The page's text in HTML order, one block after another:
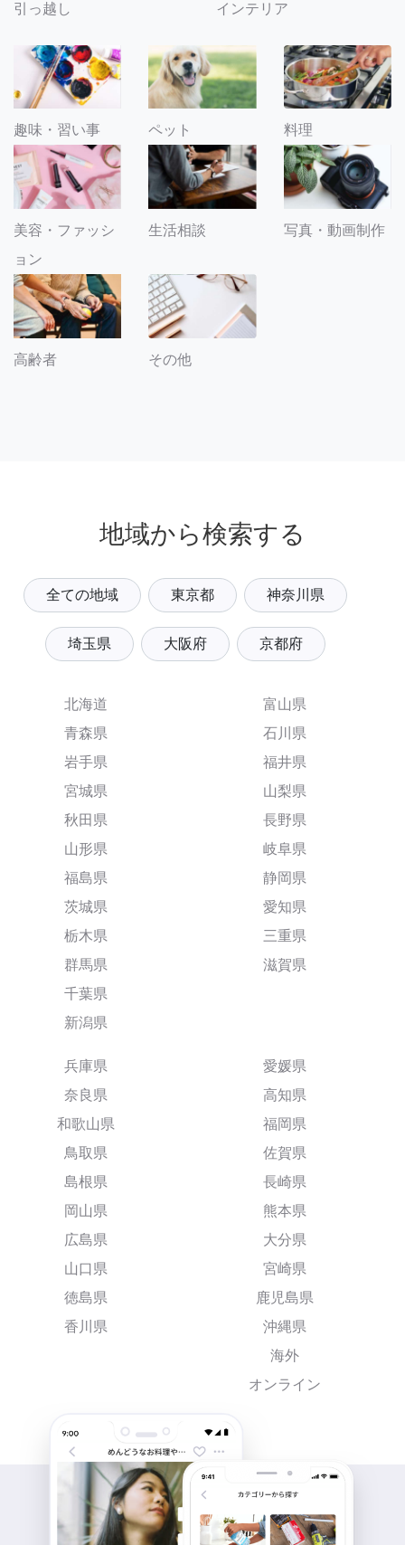
引っ越し インテリア
趣味・習い事 ペット 料理
美容・ファッシ
ョン
生活相談 写真・動画制作
高齢者 その他
地域から検索する
全ての地域 東京都 神奈川県
埼玉県 大阪府 京都府
北海道
青森県
岩手県
宮城県
秋田県
山形県
福島県
茨城県
栃木県
群馬県
千葉県
新潟県
富山県
石川県
福井県
山梨県
長野県
岐阜県
静岡県
愛知県
三重県
滋賀県
兵庫県
奈良県
和歌山県
鳥取県
島根県
岡山県
広島県
山口県
徳島県
香川県
愛媛県
高知県
福岡県
佐賀県
長崎県
熊本県
大分県
宮崎県
鹿児島県
沖縄県
海外
オンライン